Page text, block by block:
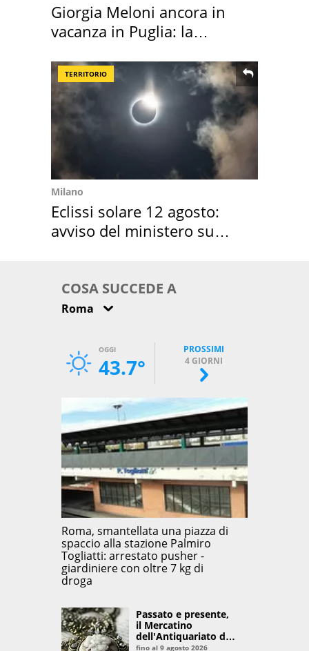
Giorgia Meloni ancora in
vacanza in Puglia: la
TERRITORIO
Milano
Eclissi solare 12 agosto:
avviso del ministero su